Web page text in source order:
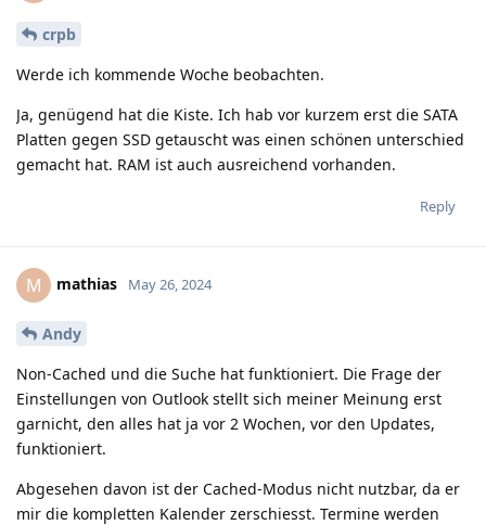
crpb
Werde ich kommende Woche beobachten.
Ja, genügend hat die Kiste. Ich hab vor kurzem erst die SATA
Platten gegen SSD getauscht was einen schönen unterschied
gemacht hat. RAM ist auch ausreichend vorhanden.
Reply
M mathias May 26, 2024
Andy
Non-Cached und die Suche hat funktioniert. Die Frage der
Einstellungen von Outlook stellt sich meiner Meinung erst
garnicht, den alles hat ja vor 2 Wochen, vor den Updates,
funktioniert.
Abgesehen davon ist der Cached-Modus nicht nutzbar, da er
mir die kompletten Kalender zerschiesst. Termine werden